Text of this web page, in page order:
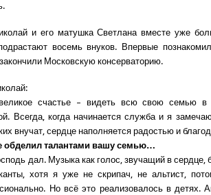
и его матушка Светлана вместе уже
восемь внуков. Впервые
Московскую консерваторию.
счастье – видеть всю свою семью в
Всегда, когда начинается служба и я
внучат, сердце наполняется радостью и
обделил талантами вашу семью…
дал. Музыка как голос, звучащий в
хотя я уже не скрипач, не альтист,
Но всё это реализовалось в детях.